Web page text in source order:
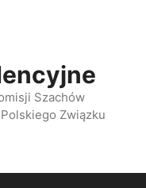
Szachów
Związku